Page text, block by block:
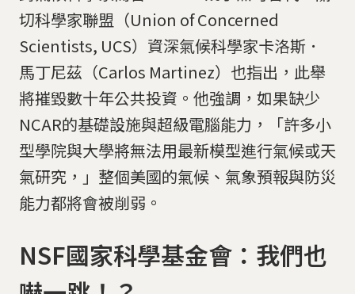
切科學家聯盟（Union of Concerned
Scientists, UCS）資深氣候科學家卡洛斯．
馬丁尼茲（Carlos Martinez）也指出，此舉
將摧毀數十年公共投資。他強調，如果缺少
NCAR的基礎設施與超級電腦能力，「許多小
型學院與大學將無法用最新模型進行氣候或天
氣研究，」整個美國的氣候、氣象預報與防災
能力都將會被削弱。
NSF國家科學基金會：我們也